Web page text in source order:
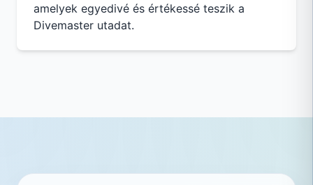
amelyek egyedivé és értékessé teszik a
Divemaster utadat.